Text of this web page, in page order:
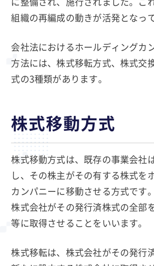
組織の再編成の動きが活発となっ
会社法におけるホールディングカ
方法には、株式移転方式、株式交
式の3種類があります。
株式移動方式
株式移動方式は、既存の事業会社
し、その株主がその有する株式を
カンパニーに移動させる方式です
株式会社がその発行済株式の全部
等に取得させることをいいます。
株式移転は、株式会社がその発行